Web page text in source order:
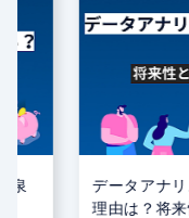
泉
データアナ
理由は？将